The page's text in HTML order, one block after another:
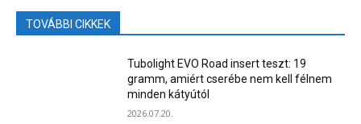
TOVÁBBI CIKKEK
Tubolight EVO Road insert teszt: 19
gramm, amiért cserébe nem kell félnem
minden kátyútól
2026.07.20.